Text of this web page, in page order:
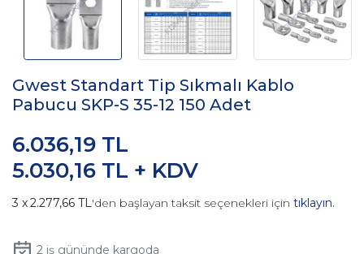
Gwest Standart Tip Sıkmalı Kablo
Pabucu SKP-S 35-12 150 Adet
5.030,16 TL + KDV
6.036,19 TL
2.277,66 TL'den başlayan taksit seçenekleri için tıklayın.
2iş gününde kargoda